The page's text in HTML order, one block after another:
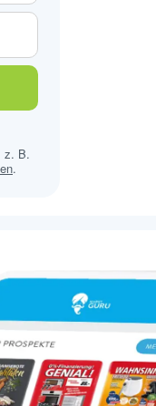
z. B.
.